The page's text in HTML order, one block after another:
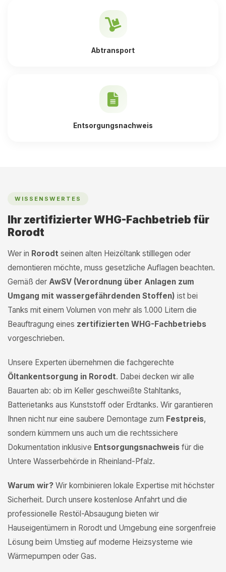
Abtransport
Entsorgungsnachweis
WISSENSWERTES
Ihr zertifizierter WHG-Fachbetrieb für
Rorodt
Wer in Rorodt seinen alten Heizöltank stilllegen oder
demontieren möchte, muss gesetzliche Auflagen beachten.
Gemäß der AwSV (Verordnung über Anlagen zum
Umgang mit wassergefährdenden Stoffen) ist bei
Tanks mit einem Volumen von mehr als 1.000 Litern die
Beauftragung eines zertifizierten WHG-Fachbetriebs
vorgeschrieben.
Unsere Experten übernehmen die fachgerechte
Öltankentsorgung in Rorodt. Dabei decken wir alle
Bauarten ab: ob im Keller geschweißte Stahltanks,
Batterietanks aus Kunststoff oder Erdtanks. Wir garantieren
Ihnen nicht nur eine saubere Demontage zum Festpreis,
sondern kümmern uns auch um die rechtssichere
Dokumentation inklusive Entsorgungsnachweis für die
Untere Wasserbehörde in Rheinland-Pfalz.
Warum wir? Wir kombinieren lokale Expertise mit höchster
Sicherheit. Durch unsere kostenlose Anfahrt und die
professionelle Restöl-Absaugung bieten wir
Hauseigentümern in Rorodt und Umgebung eine sorgenfreie
Lösung beim Umstieg auf moderne Heizsysteme wie
Wärmepumpen oder Gas.